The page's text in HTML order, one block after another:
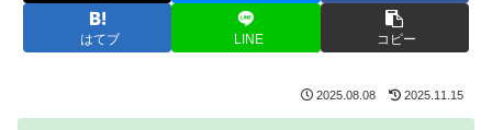
はてブ LINE コピー
2025.08.08 2025.11.15